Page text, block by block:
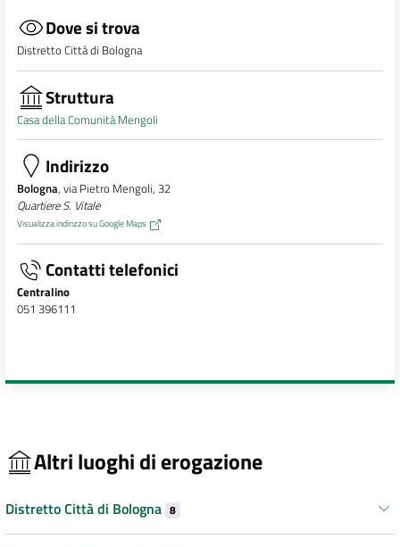
Dove si trova
Distretto Città di Bologna
Struttura
Casa della Comunità Mengoli
Indirizzo
Bologna, via Pietro Mengoli, 32
Quartiere S. Vitale
Visualizza indirizzo su Google Maps
Contatti telefonici
Centralino
051 396111
Altri luoghi di erogazione
Distretto Città di Bologna 8